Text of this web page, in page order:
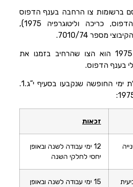
לאפס
את
כל
האפשרויות
השארת משוב
פורסם ברשומות צו הרחבה בענף הדפוס
(צו הרחבה בענף הדפוס, כריכה וליטוגרפיה 1975),
מספר 7010/74.
צו ההרחבה משנת 1975 הוא הצו שהרחיב בזמנו את
בענף הדפוס.
ראו לדוגמה את טבלת ימי החופשה שנקבעו בסעיף י”ג.1.
זכאות
12 ימי עבודה לשנה ובאופן
יחסי לחלקי השנה
15 ימי עבודה לשנה ובאופן